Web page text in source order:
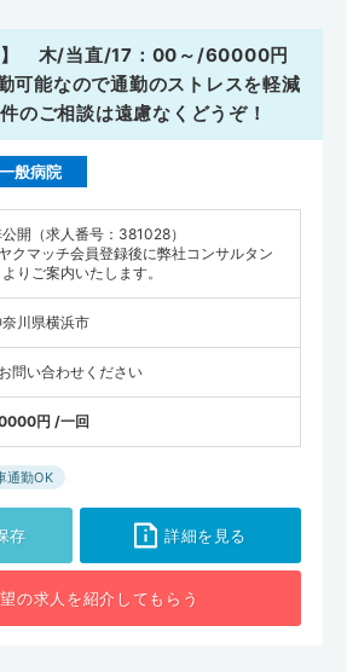
】 木/当直/17：00～/60000円
可能なので通勤のストレスを軽減
のご相談は遠慮なくどうぞ！
一般病院
開（求人番号：381028）
クマッチ会員登録後に弊社コンサルタン
よりご案内いたします。
川県横浜市
問い合わせください
円 /一回
通勤OK
存 詳細を見る
の求人を紹介してもらう